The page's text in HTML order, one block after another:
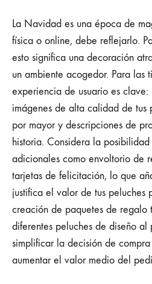
La Navidad es una época de
física o online, debe reflejarlo.
esto significa una decoración
un ambiente acogedor. Para las
experiencia de usuario es
imágenes de alta calidad de tus
por mayor y descripciones de
historia. Considera la
adicionales como envoltorio de
tarjetas de felicitación, lo que
justifica el valor de tus peluches
creación de paquetes de regalo
diferentes peluches de diseño al
simplificar la decisión de
aumentar el valor medio del